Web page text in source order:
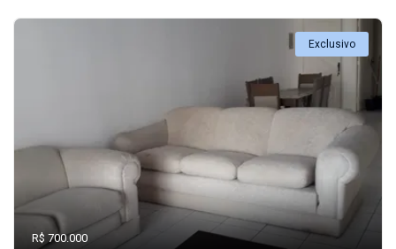
Exclusivo
R$ 700.000